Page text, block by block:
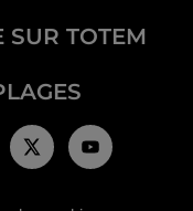
TOTEM